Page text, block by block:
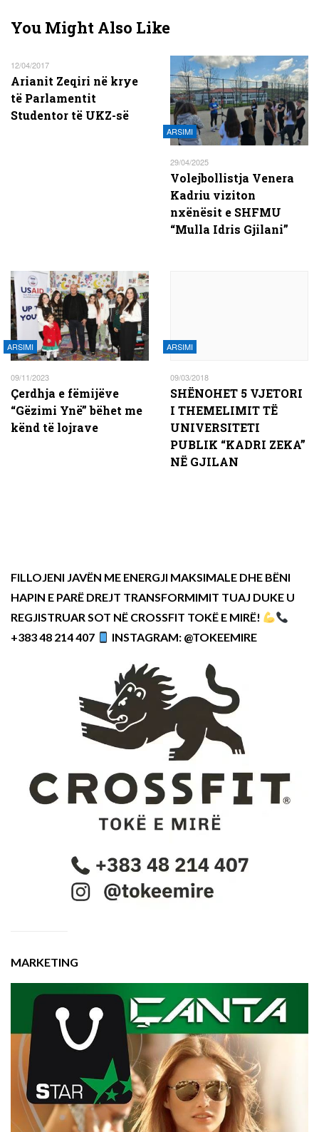
You Might Also Like
12/04/2017
Arianit Zeqiri në krye
të Parlamentit
Studentor të UKZ-së
ARSIMI
29/04/2025
Volejbollistja Venera
Kadriu viziton
nxënësit e SHFMU
“Mulla Idris Gjilani”
ARSIMI
09/11/2023
Çerdhja e fëmijëve
“Gëzimi Ynë” bëhet me
kënd të lojrave
ARSIMI
09/03/2018
SHËNOHET 5 VJETORI
I THEMELIMIT TË
UNIVERSITETI
PUBLIK “KADRI ZEKA”
NË GJILAN
FILLOJENI JAVËN ME ENERGJI MAKSIMALE DHE BËNI
HAPIN E PARË DREJT TRANSFORMIMIT TUAJ DUKE U
REGJISTRUAR SOT NË CROSSFIT TOKË E MIRË!
+383 48 214 407
INSTAGRAM: @TOKEEMIRE
MARKETING